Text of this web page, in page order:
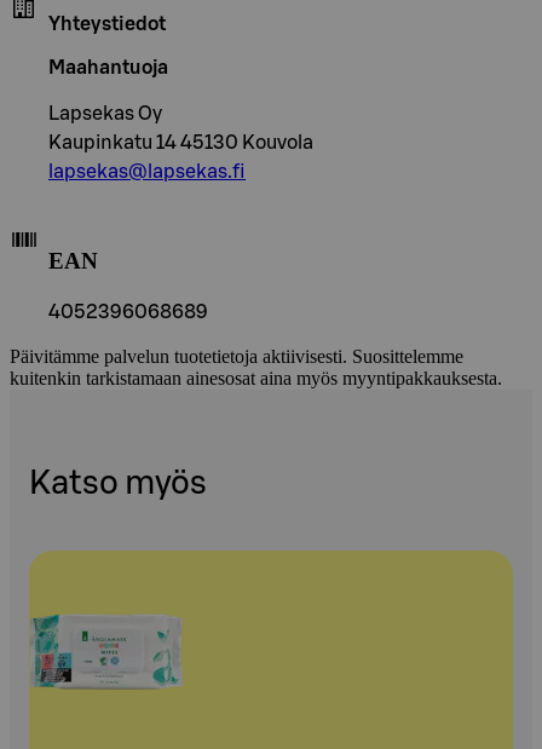
Yhteystiedot
Maahantuoja
Lapsekas Oy
Kaupinkatu 14 45130 Kouvola
lapsekas@lapsekas.fi
EAN
4052396068689
Päivitämme palvelun tuotetietoja aktiivisesti. Suosittelemme
kuitenkin tarkistamaan ainesosat aina myös myyntipakkauksesta.
Katso myös